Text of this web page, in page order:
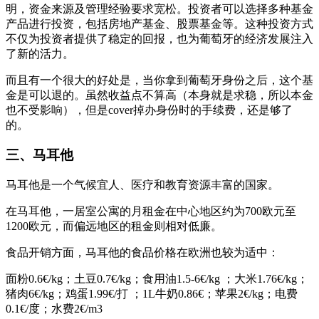
明，资金来源及管理经验要求宽松。投资者可以选择多种基金
产品进行投资，包括房地产基金、股票基金等。这种投资方式
不仅为投资者提供了稳定的回报，也为葡萄牙的经济发展注入
了新的活力。
而且有一个很大的好处是，当你拿到葡萄牙身份之后，这个基
金是可以退的。虽然收益点不算高（本身就是求稳，所以本金
也不受影响），但是cover掉办身份时的手续费，还是够了
的。
三、马耳他
马耳他是一个气候宜人、医疗和教育资源丰富的国家。
在马耳他，一居室公寓的月租金在中心地区约为700欧元至
1200欧元，而偏远地区的租金则相对低廉。
食品开销方面，马耳他的食品价格在欧洲也较为适中：
面粉0.6€/kg；土豆0.7€/kg；食用油1.5-6€/kg ；大米1.76€/kg；
猪肉6€/kg；鸡蛋1.99€/打 ；1L牛奶0.86€；苹果2€/kg；电费
0.1€/度；水费2€/m3